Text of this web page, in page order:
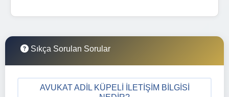
Sıkça Sorulan Sorular
AVUKAT ADIL KÜPELI İLETIŞIM BILGISI